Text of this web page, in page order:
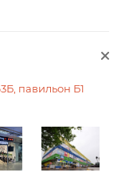
павильон Б1